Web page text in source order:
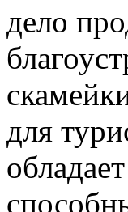
дело
для